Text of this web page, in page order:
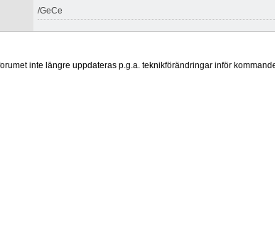
/GeCe
inte längre uppdateras p.g.a. teknikförändringar inför